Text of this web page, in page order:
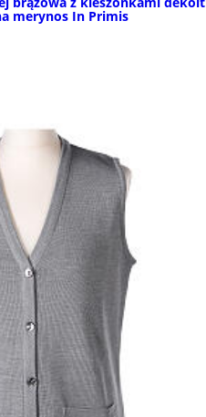
merynos In Primis